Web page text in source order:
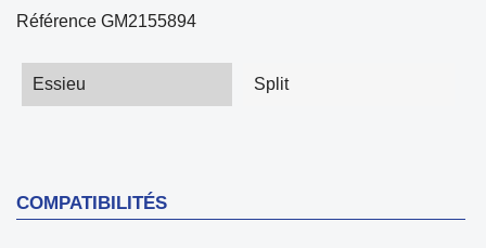
Référence GM2155894
Essieu Split
COMPATIBILITÉS